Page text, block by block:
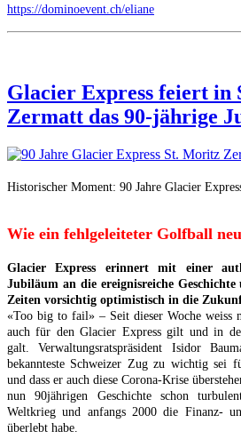
https://dominoevent.ch/eliane
Glacier Express feiert in
Zermatt das 90-jährige
Historischer Moment: 90 Jahre Glacier
Wie ein fehlgeleiteter Golfball
Glacier Express erinnert mit einer
Jubiläum an die ereignisreiche
Zeiten vorsichtig optimistisch in die
«Too big to fail» – Seit dieser Woche weiss
auch für den Glacier Express gilt und in
galt. Verwaltungsratspräsident Isidor
bekannteste Schweizer Zug zu wichtig sei
und dass er auch diese Corona-Krise
nun 90jährigen Geschichte schon
Weltkrieg und anfangs 2000 die Finanz-
überlebt habe.